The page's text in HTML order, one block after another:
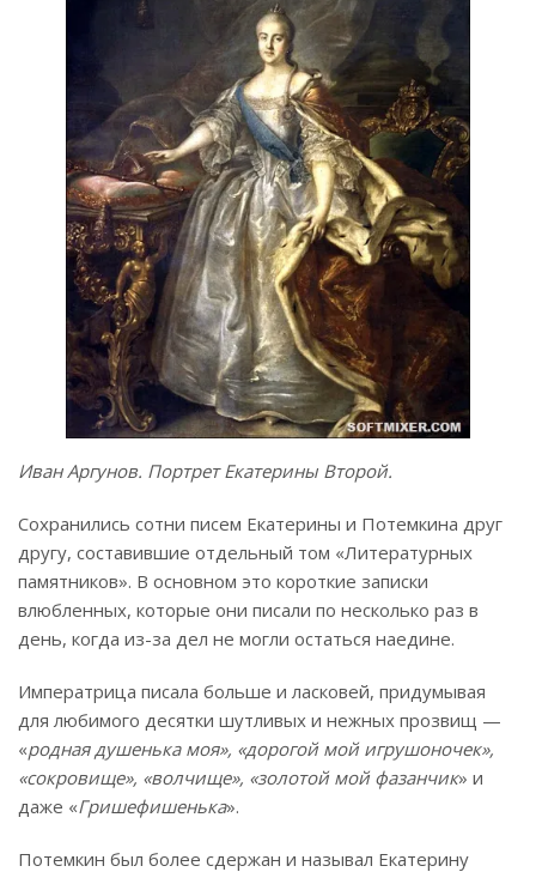
Иван Аргунов. Портрет Екатерины Второй.
Сохранились сотни писем Екатерины и Потемкина друг
другу, составившие отдельный том «Литературных
памятников». В основном это короткие записки
влюбленных, которые они писали по несколько раз в
день, когда из-за дел не могли остаться наедине.
Императрица писала больше и ласковей, придумывая
для любимого десятки шутливых и нежных прозвищ —
«родная душенька моя», «дорогой мой игрушоночек»,
«сокровище», «волчище», «золотой мой фазанчик» и
даже «Гришефишенька».
Потемкин был более сдержан и называл Екатерину